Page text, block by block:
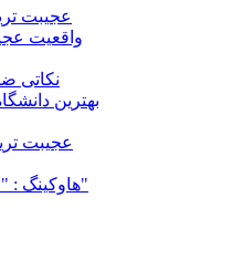
عجیبت
نکاتی
بهترین
عجیبت
هاوكينگ : "موجودات فضايي وجود دارند"